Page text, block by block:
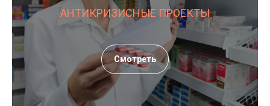
АНТИКРИЗИСНЫЕ ПРОЕКТЫ
Смотреть